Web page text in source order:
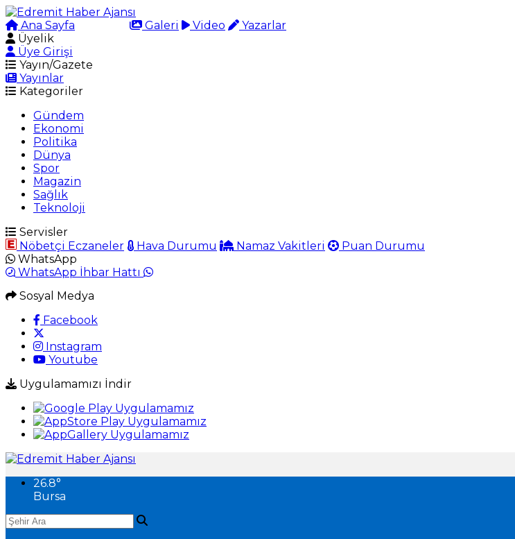
Ana Sayfa Galeri Video
Yazarlar
Üyelik
Üye Girişi
Yayın/Gazete
Yayınlar
Kategoriler
Gündem
Ekonomi
Politika
Dünya
Spor
Magazin
Sağlık
Teknoloji
Servisler
Nöbetçi Eczaneler
Hava Durumu Namaz Vakitleri
Puan Durumu
WhatsApp
WhatsApp İhbar Hattı
Sosyal Medya
Facebook
Instagram
Youtube
Uygulamamızı İndir
26.8°
Bursa